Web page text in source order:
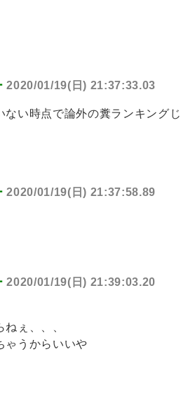
2020/01/19(日) 21:37:33.03
ない時点で論外の糞ランキングじ
2020/01/19(日) 21:37:58.89
2020/01/19(日) 21:39:03.20
ぇ、、、
ゃうからいいや